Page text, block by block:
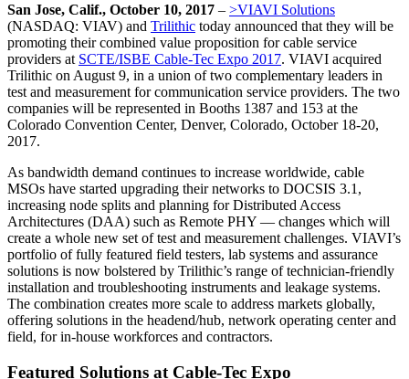
San Jose, Calif., October 10, 2017 – >VIAVI Solutions
(NASDAQ: VIAV) and Trilithic today announced that they will be
promoting their combined value proposition for cable service
providers at SCTE/ISBE Cable-Tec Expo 2017. VIAVI acquired
Trilithic on August 9, in a union of two complementary leaders in
test and measurement for communication service providers. The two
companies will be represented in Booths 1387 and 153 at the
Colorado Convention Center, Denver, Colorado, October 18-20,
2017.
As bandwidth demand continues to increase worldwide, cable
MSOs have started upgrading their networks to DOCSIS 3.1,
increasing node splits and planning for Distributed Access
Architectures (DAA) such as Remote PHY — changes which will
create a whole new set of test and measurement challenges. VIAVI’s
portfolio of fully featured field testers, lab systems and assurance
solutions is now bolstered by Trilithic’s range of technician-friendly
installation and troubleshooting instruments and leakage systems.
The combination creates more scale to address markets globally,
offering solutions in the headend/hub, network operating center and
field, for in-house workforces and contractors.
Featured Solutions at Cable-Tec Expo